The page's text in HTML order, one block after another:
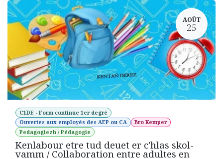
AOÛT
25
C1DE - Form continue 1er degré
Ouvertes aux employés des AEP ou CA
Bro Kemper
Pedagogiezh / Pédagogie
Kenlabour etre tud deuet er c'hlas skol-
vamm / Collaboration entre adultes en